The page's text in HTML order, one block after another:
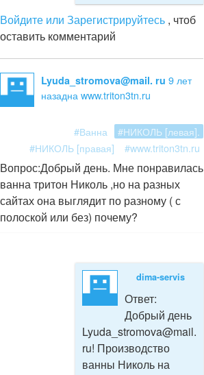
Войдите или Зарегистрируйтесь , чтоб
оставить комментарий
Lyuda_stromova@mail. ru 9 лет
назадна www.triton3tn.ru
#Ванна
#НИКОЛЬ [левая].
#НИКОЛЬ [правая]
#www.triton3tn.ru
Вопрос:Добрый день. Мне понравилась
ванна тритон Николь ,но на разных
сайтах она выглядит по разному ( с
полоской или без) почему?
dima-servis
Ответ:
Добрый день
Lyuda_stromova@mail.
ru! Производство
ванны Николь на